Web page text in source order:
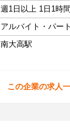
アルバイト・パート
南大高駅
この企業の求人